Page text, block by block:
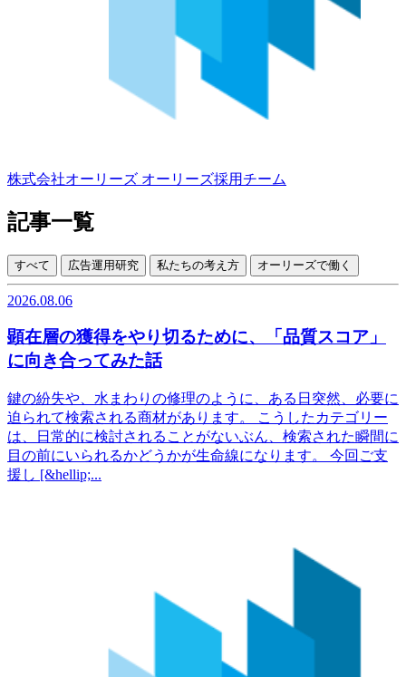
株式会社オーリーズ オーリーズ採用チーム
記事一覧
すべて 広告運用研究 私たちの考え方 オーリーズで働く
2026.08.06
顕在層の獲得をやり切るために、「品質スコア」
に向き合ってみた話
鍵の紛失や、水まわりの修理のように、ある日突然、必要に
迫られて検索される商材があります。 こうしたカテゴリー
は、日常的に検討されることがないぶん、検索された瞬間に
目の前にいられるかどうかが生命線になります。 今回ご支
援し [&hellip;...